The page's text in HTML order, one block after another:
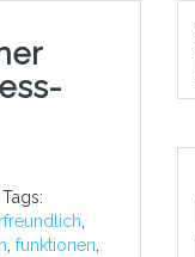
Tags:
funktionen